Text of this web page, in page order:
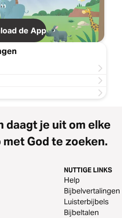
de App
daagt je uit om elke
God te zoeken.
NUTTIGE LINKS
Help
Bijbelvertalingen
Luisterbijbels
Bijbeltalen